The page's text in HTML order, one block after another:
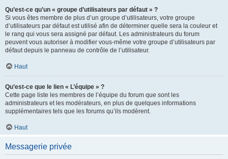
Qu’est-ce qu’un « groupe d’utilisateurs par défaut » ?
Si vous êtes membre de plus d’un groupe d’utilisateurs, votre groupe
d’utilisateurs par défaut est utilisé afin de déterminer quelle sera la couleur et
le rang qui vous sera assigné par défaut. Les administrateurs du forum
peuvent vous autoriser à modifier vous-même votre groupe d’utilisateurs par
défaut depuis le panneau de contrôle de l’utilisateur.
Haut
Qu’est-ce que le lien « L’équipe » ?
Cette page liste les membres de l’équipe du forum que sont les
administrateurs et les modérateurs, en plus de quelques informations
supplémentaires tels que les forums qu’ils modèrent.
Haut
Messagerie privée